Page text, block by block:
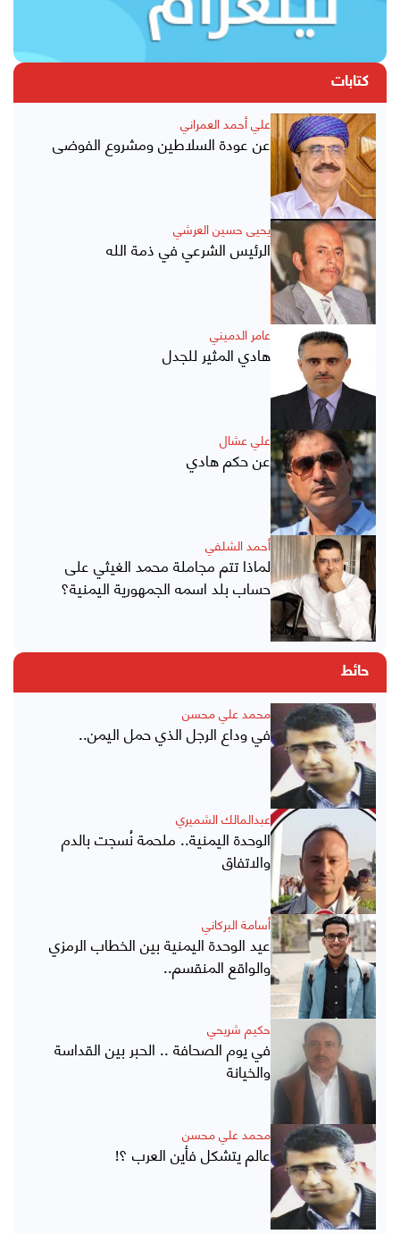
كتابات
علي أحمد العمراني
عن عودة السلاطين ومشروع الفوضى
يحيى حسين العرشي
الرئيس الشرعي في ذمة الله
عامر الدميني
هادي المثير للجدل
علي عشال
عن حكم هادي
أحمد الشلفي
لماذا تتم مجاملة محمد الغيثي على
حساب بلد اسمه الجمهورية اليمنية؟
حائط
محمد علي محسن
في وداع الرجل الذي حمل اليمن..
عبدالمالك الشميري
الوحدة اليمنية.. ملحمة نُسجت بالدم
والاتفاق
أسامة البركاني
عيد الوحدة اليمنية بين الخطاب الرمزي
والواقع المنقسم..
حكيم شريحي
في يوم الصحافة .. الحبر بين القداسة
والخيانة
محمد علي محسن
عالم يتشكل فأين العرب ؟!